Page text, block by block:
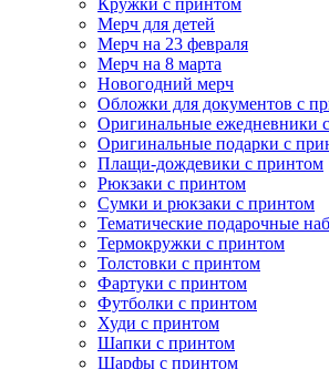
Кружки с принтом
Мерч для детей
Мерч на 23 февраля
Мерч на 8 марта
Новогодний мерч
Обложки для документов с
Оригинальные ежедневники
Оригинальные подарки с
Плащи-дождевики с принтом
Рюкзаки с принтом
Сумки и рюкзаки с принтом
Тематические подарочные
Термокружки с принтом
Толстовки с принтом
Фартуки с принтом
Футболки с принтом
Худи с принтом
Шапки с принтом
Шарфы с принтом